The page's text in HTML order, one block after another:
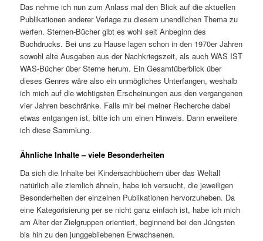
Das nehme ich nun zum Anlass mal den Blick auf die aktuellen
Publikationen anderer Verlage zu diesem unendlichen Thema zu
werfen. Sternen-Bücher gibt es wohl seit Anbeginn des
Buchdrucks. Bei uns zu Hause lagen schon in den 1970er Jahren
sowohl alte Ausgaben aus der Nachkriegszeit, als auch WAS IST
WAS-Bücher über Sterne herum. Ein Gesamtüberblick über
dieses Genres wäre also ein unmögliches Unterfangen, weshalb
ich mich auf die wichtigsten Erscheinungen aus den vergangenen
vier Jahren beschränke. Falls mir bei meiner Recherche dabei
etwas entgangen ist, bitte ich um einen Hinweis. Dann erweitere
ich diese Sammlung.
Ähnliche Inhalte – viele Besonderheiten
Da sich die Inhalte bei Kindersachbüchern über das Weltall
natürlich alle ziemlich ähneln, habe ich versucht, die jeweiligen
Besonderheiten der einzelnen Publikationen hervorzuheben. Da
eine Kategorisierung per se nicht ganz einfach ist, habe ich mich
am Alter der Zielgruppen orientiert, beginnend bei den Jüngsten
bis hin zu den junggebliebenen Erwachsenen.